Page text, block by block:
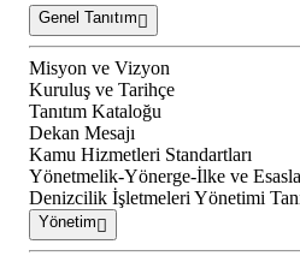
Genel Tanıtım
Misyon ve Vizyon
Kuruluş ve Tarihçe
Tanıtım Kataloğu
Dekan Mesajı
Kamu Hizmetleri Standartları
Yönetmelik-Yönerge-İlke ve
Denizcilik İşletmeleri Yönetimi
Yönetim